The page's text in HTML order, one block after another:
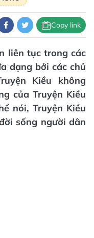
Copy link
liên tục trong các
dạng bởi các chủ
Kiều không
của Truyện Kiều
nói, Truyện Kiều
sống người dân